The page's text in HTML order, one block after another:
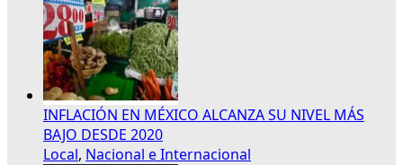
INFLACIÓN EN MÉXICO ALCANZA SU NIVEL MÁS
BAJO DESDE 2020
Local, Nacional e Internacional